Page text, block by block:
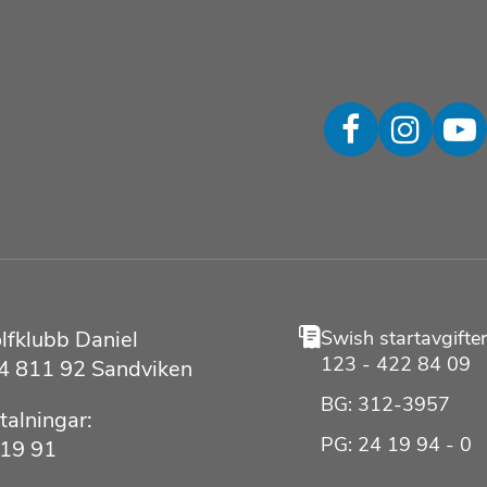
Daniel
811 92 Sandviken
91
Swish startavgifter
123 - 422 84 09
BG: 312-3957
PG: 24 19 94 - 0